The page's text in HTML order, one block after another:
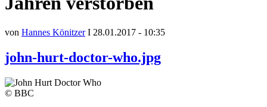
von Hannes KönitzerI 28.01.2017 - 10:35
john-hurt-doctor-who.jpg
© BBC